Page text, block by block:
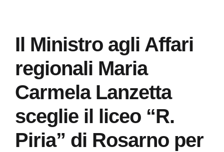
Il Ministro agli Affari
regionali Maria
Carmela Lanzetta
sceglie il liceo “R.
Piria” di Rosarno per